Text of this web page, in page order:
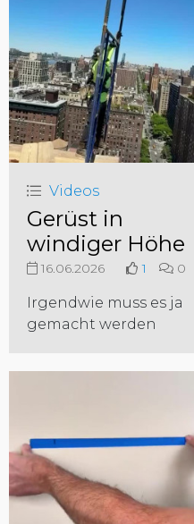
Videos
Gerüst in
windiger Höhe
16.06.2026 1 0
Irgendwie muss es ja
gemacht werden